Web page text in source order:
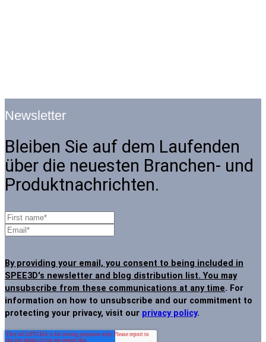
Newsletter
Bleiben Sie auf dem Laufenden
über die neuesten Branchen- und
Produktnachrichten.
By providing your email, you consent to being included in
SPEE3D's newsletter and blog distribution list. You may
unsubscribe from these communications at any time. For
information on how to unsubscribe and our commitment to
protecting your privacy, visit our privacy policy.